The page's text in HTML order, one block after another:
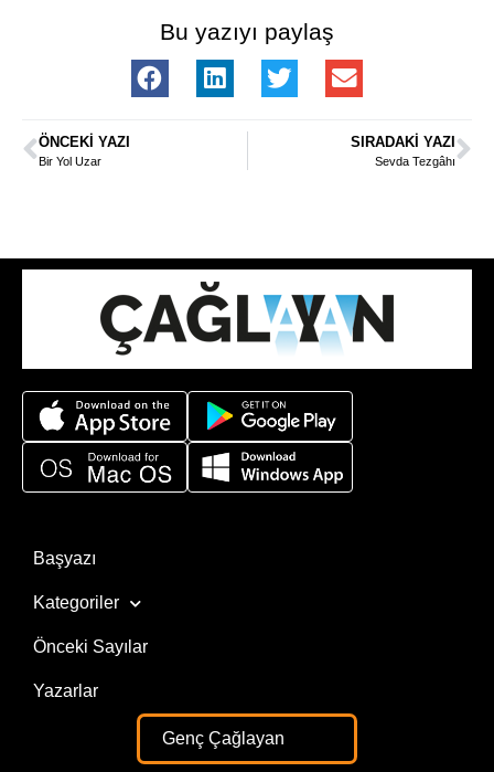
Bu yazıyı paylaş
ÖNCEKI YAZI
Bir Yol Uzar
SIRADAKI YAZI
Sevda Tezgâhı
Başyazı
Kategoriler
Önceki Sayılar
Yazarlar
Genç Çağlayan